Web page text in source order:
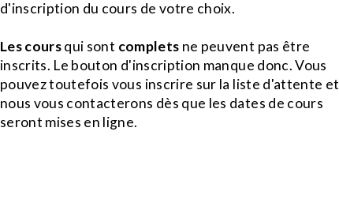
d'inscription du cours de votre choix.
Les coursqui sont complets ne peuvent pas être
inscrits. Le bouton d'inscription manque donc. Vous
pouvez toutefois vous inscrire sur la liste d'attente et
nous vous contacterons dès que les dates de cours
seront mises en ligne.